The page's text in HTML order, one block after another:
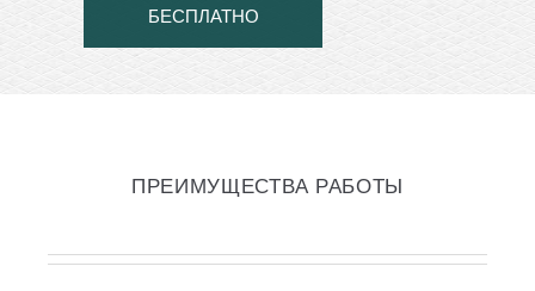
БЕСПЛАТНО
ПРЕИМУЩЕСТВА РАБОТЫ